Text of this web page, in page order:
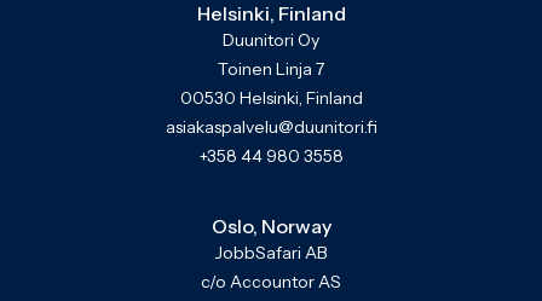
Helsinki, Finland
Duunitori Oy
Toinen Linja 7
00530 Helsinki, Finland
asiakaspalvelu@duunitori.fi
+358 44 980 3558
Oslo, Norway
JobbSafari AB
c/o Accountor AS